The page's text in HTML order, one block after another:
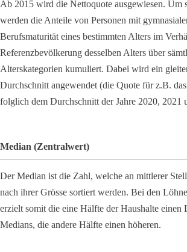
Ab 2015 wird die Nettoquote ausgewiesen. Um
werden die Anteile von Personen mit
Berufsmaturität eines bestimmten Alters im
Referenzbevölkerung desselben Alters über
Alterskategorien kumuliert. Dabei wird ein
Durchschnitt angewendet (die Quote für z.B.
folglich dem Durchschnitt der Jahre 2020, 2021
Median (Zentralwert)
Der Median ist die Zahl, welche an mittlerer
nach ihrer Grösse sortiert werden. Bei den
erzielt somit die eine Hälfte der Haushalte einen
Medians, die andere Hälfte einen höheren.